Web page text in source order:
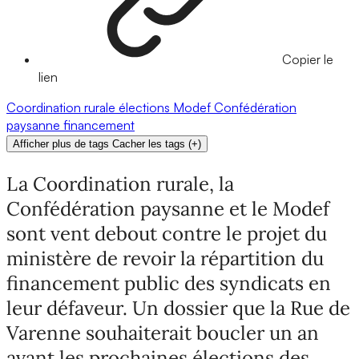
Copier le
lien
Coordination rurale élections Modef Confédération
paysanne financement
Afficher plus de tags Cacher les tags (+)
La Coordination rurale, la
Confédération paysanne et le Modef
sont vent debout contre le projet du
ministère de revoir la répartition du
financement public des syndicats en
leur défaveur. Un dossier que la Rue de
Varenne souhaiterait boucler un an